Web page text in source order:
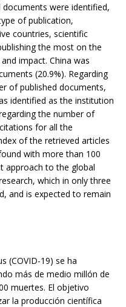
were identified,
of publication,
countries, scientific
the most on the
impact. China was
(20.9%). Regarding
of published documents,
identified as the institution
the number of
for all the
of the retrieved articles
with more than 100
approach to the global
which in only three
and is expected to remain
(COVID-19) se ha
más de medio millón de
muertes. El objetivo
la producción científica